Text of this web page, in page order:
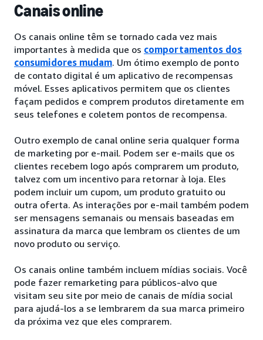
Canais online
Os canais online têm se tornado cada vez mais
importantes à medida que os comportamentos dos
consumidores mudam. Um ótimo exemplo de ponto
de contato digital é um aplicativo de recompensas
móvel. Esses aplicativos permitem que os clientes
façam pedidos e comprem produtos diretamente em
seus telefones e coletem pontos de recompensa.
Outro exemplo de canal online seria qualquer forma
de marketing por e-mail. Podem ser e-mails que os
clientes recebem logo após comprarem um produto,
talvez com um incentivo para retornar à loja. Eles
podem incluir um cupom, um produto gratuito ou
outra oferta. As interações por e-mail também podem
ser mensagens semanais ou mensais baseadas em
assinatura da marca que lembram os clientes de um
novo produto ou serviço.
Os canais online também incluem mídias sociais. Você
pode fazer remarketing para públicos-alvo que
visitam seu site por meio de canais de mídia social
para ajudá-los a se lembrarem da sua marca primeiro
da próxima vez que eles comprarem.